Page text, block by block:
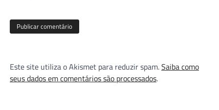
Este site utiliza o Akismet para reduzir spam.Saiba como
seus dados em comentários são processados.